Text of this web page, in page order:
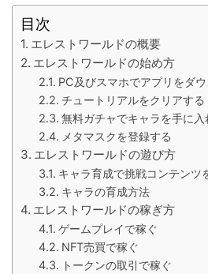
目次
エレストワールドの概要
エレストワールドの始め方
PC及びスマホでアプリをダ
チュートリアルをクリアする
無料ガチャでキャラを手に入
メタマスクを登録する
エレストワールドの遊び方
キャラ育成で挑戦コンテンツ
キャラの育成方法
エレストワールドの稼ぎ方
ゲームプレイで稼ぐ
NFT売買で稼ぐ
トークンの取引で稼ぐ